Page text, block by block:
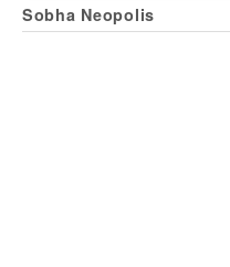
Sobha Neopolis